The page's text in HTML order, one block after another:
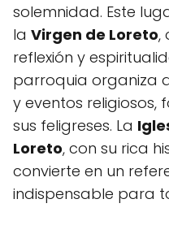
solemnidad. Este
la Virgen de Loreto,
reflexión y
parroquia organiza
y eventos religiosos,
sus feligreses. La
Loreto, con su rica
convierte en un
indispensable para